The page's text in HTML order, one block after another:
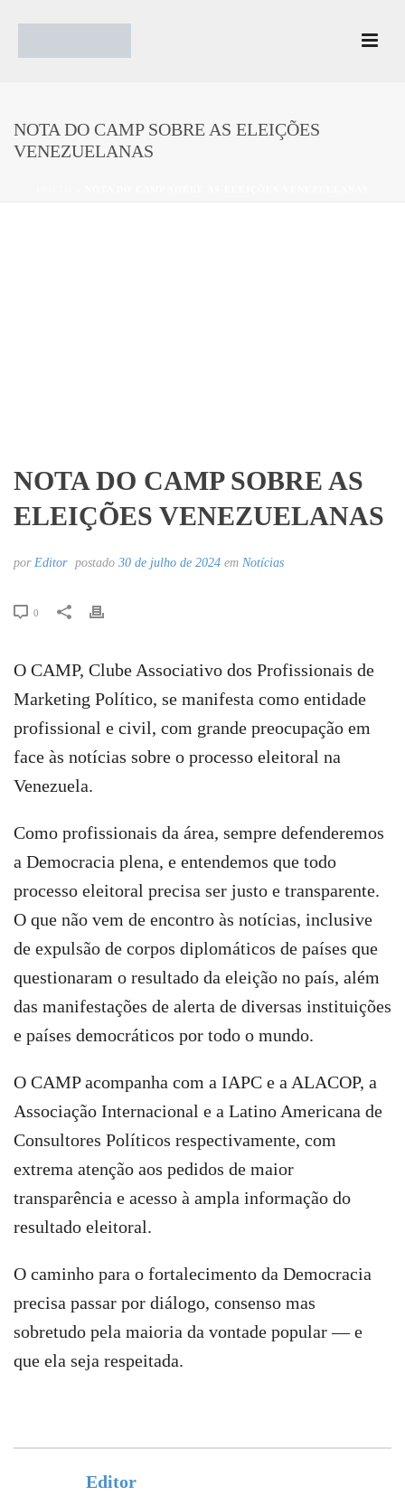
NOTA DO CAMP SOBRE AS ELEIÇÕES
VENEZUELANAS
NOTA DO CAMP SOBRE AS
ELEIÇÕES VENEZUELANAS
por Editor postado 30 de julho de 2024 em Notícias
0
O CAMP, Clube Associativo dos Profissionais de
Marketing Político, se manifesta como entidade
profissional e civil, com grande preocupação em
face às notícias sobre o processo eleitoral na
Venezuela.
Como profissionais da área, sempre defenderemos
a Democracia plena, e entendemos que todo
processo eleitoral precisa ser justo e transparente.
O que não vem de encontro às notícias, inclusive
de expulsão de corpos diplomáticos de países que
questionaram o resultado da eleição no país, além
das manifestações de alerta de diversas instituições
e países democráticos por todo o mundo.
O CAMP acompanha com a IAPC e a ALACOP, a
Associação Internacional e a Latino Americana de
Consultores Políticos respectivamente, com
extrema atenção aos pedidos de maior
transparência e acesso à ampla informação do
resultado eleitoral.
O caminho para o fortalecimento da Democracia
precisa passar por diálogo, consenso mas
sobretudo pela maioria da vontade popular — e
que ela seja respeitada.
Editor